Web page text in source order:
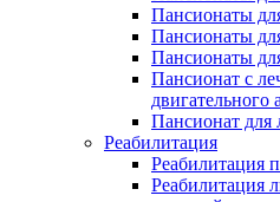
Пансионаты
Пансионаты
Пансионаты
Пансионат с
двигательного
Пансионат для
Реабилитация
Реабилитация
Реабилитация